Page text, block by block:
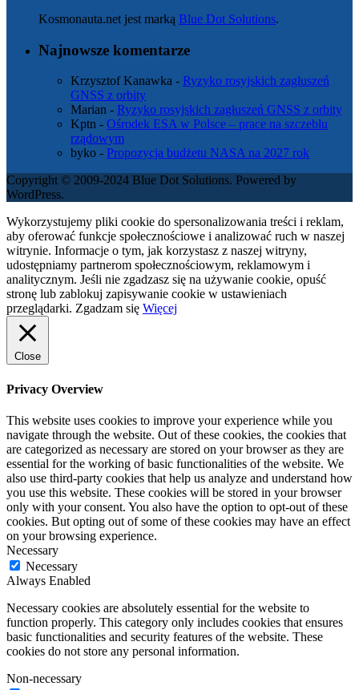
Kosmonauta.net jest marką Blue Dot Solutions.
Najnowsze komentarze
Krzysztof Kanawka - Ryzyko rosyjskich zagłuszeń
GNSS z orbity
Marian - Ryzyko rosyjskich zagłuszeń GNSS z orbity
Kptn - Ośrodek ESA w Polsce – prace na szczeblu
rządowym
byko - Propozycja budżetu NASA na 2027 rok
Copyright © 2009-2024 Blue Dot Solutions. Powered by
WordPress.
Wykorzystujemy pliki cookie do spersonalizowania treści i reklam,
aby oferować funkcje społecznościowe i analizować ruch w naszej
witrynie. Informacje o tym, jak korzystasz z naszej witryny,
udostępniamy partnerom społecznościowym, reklamowym i
analitycznym. Jeśli nie zgadzasz się na używanie cookie, opuść
stronę lub zablokuj zapisywanie cookie w ustawieniach
przeglądarki. Zgadzam się Więcej
Close
Privacy Overview
This website uses cookies to improve your experience while you
navigate through the website. Out of these cookies, the cookies that
are categorized as necessary are stored on your browser as they are
essential for the working of basic functionalities of the website. We
also use third-party cookies that help us analyze and understand how
you use this website. These cookies will be stored in your browser
only with your consent. You also have the option to opt-out of these
cookies. But opting out of some of these cookies may have an effect
on your browsing experience.
Necessary
Necessary
Always Enabled
Necessary cookies are absolutely essential for the website to
function properly. This category only includes cookies that ensures
basic functionalities and security features of the website. These
cookies do not store any personal information.
Non-necessary